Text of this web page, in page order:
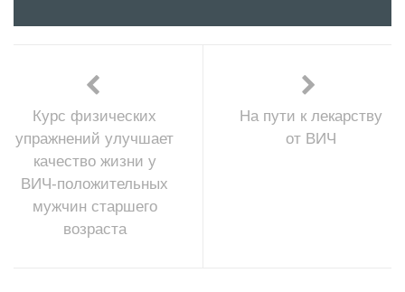
Курс физических
упражнений улучшает
качество жизни у
ВИЧ-положительных
мужчин старшего
возраста
На пути к лекарству
от ВИЧ